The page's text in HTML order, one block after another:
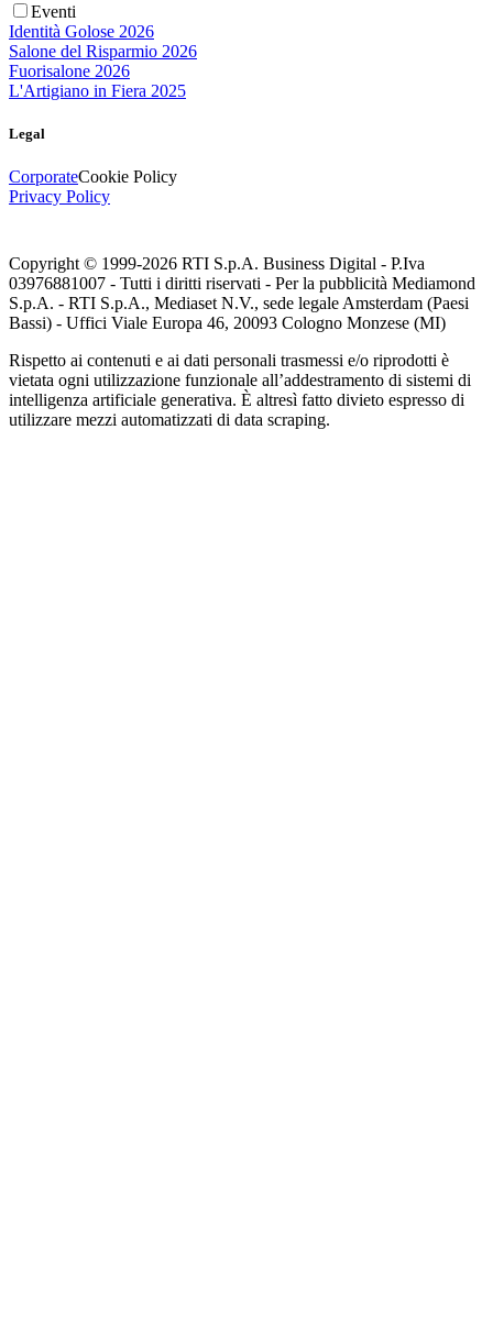
Eventi
Identità Golose 2026
Salone del Risparmio 2026
Fuorisalone 2026
L'Artigiano in Fiera 2025
Legal
CorporateCookie Policy
Privacy Policy
Copyright © 1999-2026 RTI S.p.A. Business Digital - P.Iva
03976881007 - Tutti i diritti riservati - Per la pubblicità Mediamond
S.p.A. - RTI S.p.A., Mediaset N.V., sede legale Amsterdam (Paesi
Bassi) - Uffici Viale Europa 46, 20093 Cologno Monzese (MI)
Rispetto ai contenuti e ai dati personali trasmessi e/o riprodotti è
vietata ogni utilizzazione funzionale all’addestramento di sistemi di
intelligenza artificiale generativa. È altresì fatto divieto espresso di
utilizzare mezzi automatizzati di data scraping.